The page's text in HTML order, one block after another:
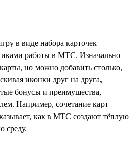
в виде набора карточек
работы в МТС. Изначально
но можно добавить столько,
иконки друг на друга,
бонусы и преимущества,
Например, сочетание карт
как в МТС создают тёплую
среду.